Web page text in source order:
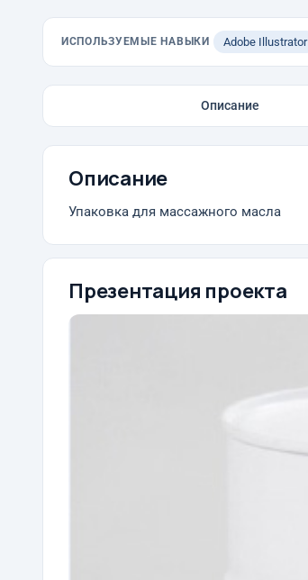
ИСПОЛЬЗУЕМЫЕ НАВЫКИ Adobe Illustrator
Описание
Описание
Упаковка для массажного масла
Презентация проекта